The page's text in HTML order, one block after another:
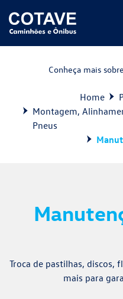
Conheça mais
Home
Montagem,
Pneus
Troca de pastilhas,
mais para